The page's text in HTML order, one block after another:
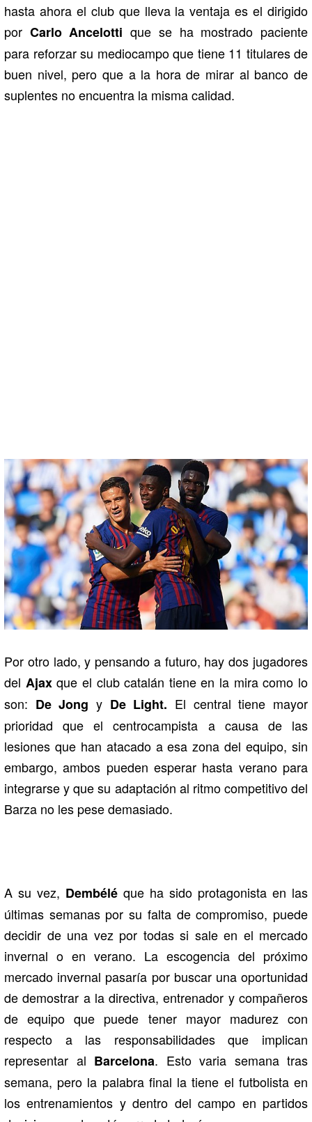
hasta ahora el club que lleva la ventaja es el dirigido
por Carlo Ancelotti que se ha mostrado paciente
para reforzar su mediocampo que tiene 11 titulares de
buen nivel, pero que a la hora de mirar al banco de
suplentes no encuentra la misma calidad.
Por otro lado, y pensando a futuro, hay dos jugadores
del Ajaxque el club catalán tiene en la mira como lo
son: De Jong y De Light. El central tiene mayor
prioridad que el centrocampista a causa de las
lesiones que han atacado a esa zona del equipo, sin
embargo, ambos pueden esperar hasta verano para
integrarse y que su adaptación al ritmo competitivo del
Barza no les pese demasiado.
A su vez, Dembélé que ha sido protagonista en las
últimas semanas por su falta de compromiso, puede
decidir de una vez por todas si sale en el mercado
invernal o en verano. La escogencia del próximo
mercado invernal pasaría por buscar una oportunidad
de demostrar a la directiva, entrenador y compañeros
de equipo que puede tener mayor madurez con
respecto a las responsabilidades que implican
representar al Barcelona. Esto varia semana tras
semana, pero la palabra final la tiene el futbolista en
los entrenamientos y dentro del campo en partidos